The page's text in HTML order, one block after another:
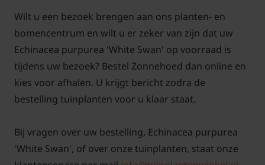
voor dat de witte Zonnehoed een langere bloei
heeft. In de loop van de zomer kan men deze laten
staan omdat de zaaddozen ook een mooie
sierwaarde geven aan deze vaste plant.
Is een zonnige standplaats een
Antwoord: De Echinacea purpurea 'White Swan'
heeft als voorkeur om op een zonnige iets wat
Wilt u een bezoek brengen aan ons planten- en
bomencentrum en wilt u er zeker van zijn dat uw
Echinacea purpurea 'White Swan' op voorraad is
tijdens uw bezoek? Bestel Zonnehoed dan online en
kies voor afhalen. U krijgt bericht zodra de
bestelling tuinplanten voor u klaar staat.
Bij vragen over uw bestelling, Echinacea purpurea
'White Swan', of over onze tuinplanten, staat onze